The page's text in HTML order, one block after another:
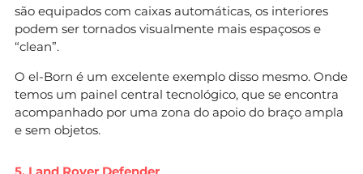
são equipados com caixas automáticas, os interiores
podem ser tornados visualmente mais espaçosos e
“clean”.
O el-Born é um excelente exemplo disso mesmo. Onde
temos um painel central tecnológico, que se encontra
acompanhado por uma zona do apoio do braço ampla
e sem objetos.